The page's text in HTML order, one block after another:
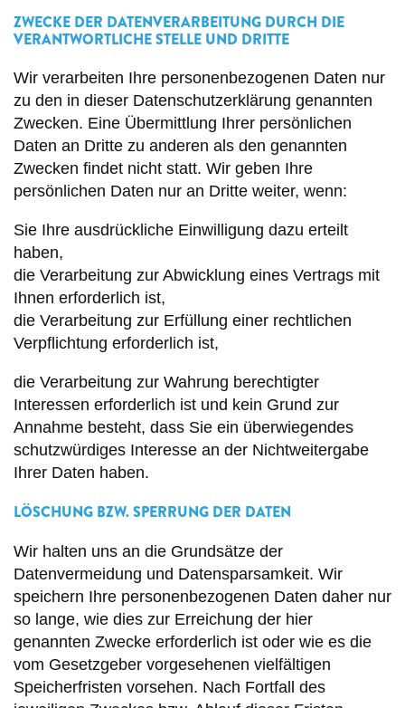
ZWECKE DER DATENVERARBEITUNG DURCH DIE
VERANTWORTLICHE STELLE UND DRITTE
Wir verarbeiten Ihre personenbezogenen Daten nur
zu den in dieser Datenschutzerklärung genannten
Zwecken. Eine Übermittlung Ihrer persönlichen
Daten an Dritte zu anderen als den genannten
Zwecken findet nicht statt. Wir geben Ihre
persönlichen Daten nur an Dritte weiter, wenn:
Sie Ihre ausdrückliche Einwilligung dazu erteilt
haben,
die Verarbeitung zur Abwicklung eines Vertrags mit
Ihnen erforderlich ist,
die Verarbeitung zur Erfüllung einer rechtlichen
Verpflichtung erforderlich ist,
die Verarbeitung zur Wahrung berechtigter
Interessen erforderlich ist und kein Grund zur
Annahme besteht, dass Sie ein überwiegendes
schutzwürdiges Interesse an der Nichtweitergabe
Ihrer Daten haben.
LÖSCHUNG BZW. SPERRUNG DER DATEN
Wir halten uns an die Grundsätze der
Datenvermeidung und Datensparsamkeit. Wir
speichern Ihre personenbezogenen Daten daher nur
so lange, wie dies zur Erreichung der hier
genannten Zwecke erforderlich ist oder wie es die
vom Gesetzgeber vorgesehenen vielfältigen
Speicherfristen vorsehen. Nach Fortfall des